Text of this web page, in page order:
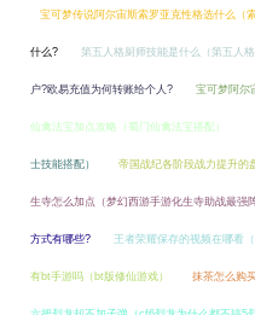
宝可梦传说阿尔宙斯索罗亚克性格选什么（
什么? 第五人格厨师技能是什么（第五人格
户?欧易充值为何转账给个人? 宝可梦阿尔
仙禽法宝加点攻略（蜀门仙禽法宝搭配）
士技能搭配） 帝国战纪各阶段战力提升的
生寺怎么加点（梦幻西游手游化生寺助战最强
方式有哪些? 王者荣耀保存的视频在哪看
有bt手游吗（bt版修仙游戏） 抹茶怎么购